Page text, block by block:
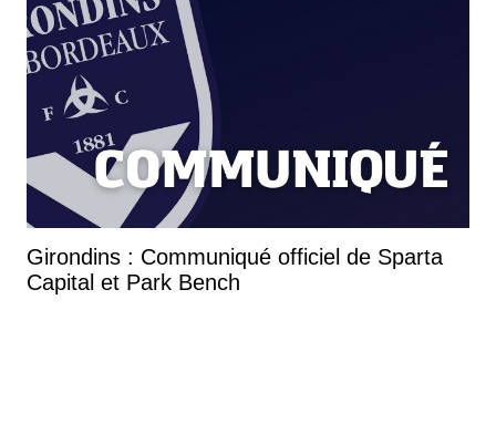
Girondins : Communiqué officiel de Sparta
Capital et Park Bench